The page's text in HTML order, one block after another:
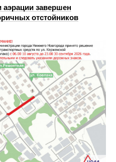
аэрации завершен
отстойников